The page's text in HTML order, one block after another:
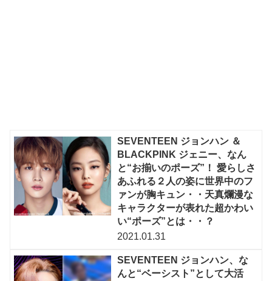
SEVENTEEN ジョンハン ＆
BLACKPINK ジェニー、なん
と“お揃いのポーズ”！ 愛らしさ
あふれる２人の姿に世界中のフ
ァンが胸キュン・・天真爛漫な
キャラクターが表れた超かわい
い“ポーズ”とは・・？
2021.01.31
SEVENTEEN ジョンハン、な
んと“ベーシスト”として大活